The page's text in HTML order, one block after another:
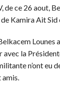
de ce 26 aout,
Kamira Ait Sid
Lounes
avec la
n’ont eu
amis.